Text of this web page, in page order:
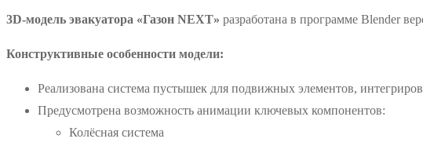
составляла
₽1000.
3D-модель эвакуатора «Газон NEXT» разработана в программе Blender
Конструктивные особенности модели:
Реализована система пустышек для подвижных элементов,
Предусмотрена возможность анимации ключевых компонентов:
Колёсная система